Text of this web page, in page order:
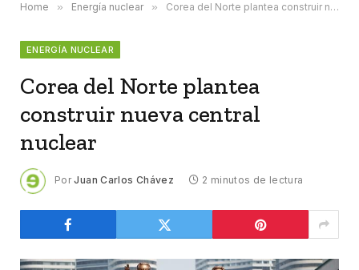
Home » Energía nuclear » Corea del Norte plantea construir nueva central nuclear
ENERGÍA NUCLEAR
Corea del Norte plantea
construir nueva central
nuclear
Por Juan Carlos Chávez 2 minutos de lectura